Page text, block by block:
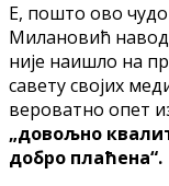
​Е, пошто ово чудо
Милановић
није наишло на
савету својих
вероватно опет
„довољно
добро плаћена“.